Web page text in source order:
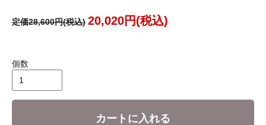
定価28,600円(税込) 20,020円(税込)
個数
カートに入れる